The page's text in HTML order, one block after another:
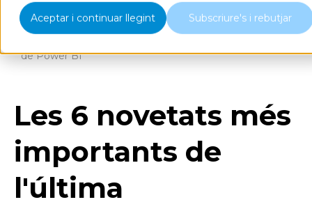
Aceptar i continuar llegint Subscriure's i rebutjar
Blog
Les 6 novetats més importants de l'última actualització
de Power BI
Les 6 novetats més
importants de
l'última